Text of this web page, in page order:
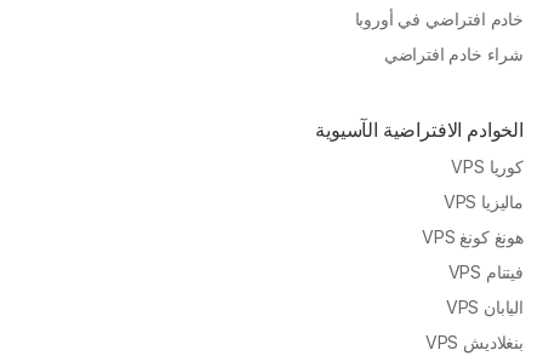
خادم افتراضي في أوروبا
شراء خادم افتراضي
الخوادم الافتراضية الآسيوية
كوريا VPS
ماليزيا VPS
هونغ كونغ VPS
فيتنام VPS
اليابان VPS
بنغلاديش VPS